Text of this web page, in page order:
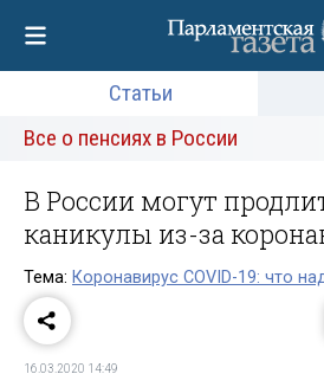
Статьи
Все о пенсиях в России
В России могут
каникулы из-за
Тема: Коронавирус COVID-19: что
16.03.2020 14:49